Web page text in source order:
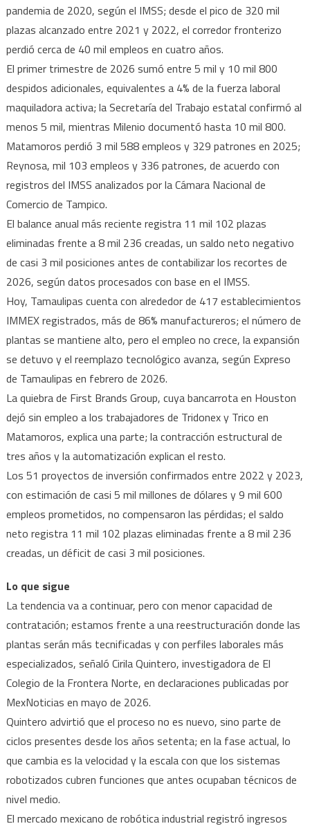
pandemia de 2020, según el IMSS; desde el pico de 320 mil
plazas alcanzado entre 2021 y 2022, el corredor fronterizo
perdió cerca de 40 mil empleos en cuatro años.
El primer trimestre de 2026 sumó entre 5 mil y 10 mil 800
despidos adicionales, equivalentes a 4% de la fuerza laboral
maquiladora activa; la Secretaría del Trabajo estatal confirmó al
menos 5 mil, mientras Milenio documentó hasta 10 mil 800.
Matamoros perdió 3 mil 588 empleos y 329 patrones en 2025;
Reynosa, mil 103 empleos y 336 patrones, de acuerdo con
registros del IMSS analizados por la Cámara Nacional de
Comercio de Tampico.
El balance anual más reciente registra 11 mil 102 plazas
eliminadas frente a 8 mil 236 creadas, un saldo neto negativo
de casi 3 mil posiciones antes de contabilizar los recortes de
2026, según datos procesados con base en el IMSS.
Hoy, Tamaulipas cuenta con alrededor de 417 establecimientos
IMMEX registrados, más de 86% manufactureros; el número de
plantas se mantiene alto, pero el empleo no crece, la expansión
se detuvo y el reemplazo tecnológico avanza, según Expreso
de Tamaulipas en febrero de 2026.
La quiebra de First Brands Group, cuya bancarrota en Houston
dejó sin empleo a los trabajadores de Tridonex y Trico en
Matamoros, explica una parte; la contracción estructural de
tres años y la automatización explican el resto.
Los 51 proyectos de inversión confirmados entre 2022 y 2023,
con estimación de casi 5 mil millones de dólares y 9 mil 600
empleos prometidos, no compensaron las pérdidas; el saldo
neto registra 11 mil 102 plazas eliminadas frente a 8 mil 236
creadas, un déficit de casi 3 mil posiciones.
Lo que sigue
La tendencia va a continuar, pero con menor capacidad de
contratación; estamos frente a una reestructuración donde las
plantas serán más tecnificadas y con perfiles laborales más
especializados, señaló Cirila Quintero, investigadora de El
Colegio de la Frontera Norte, en declaraciones publicadas por
MexNoticias en mayo de 2026.
Quintero advirtió que el proceso no es nuevo, sino parte de
ciclos presentes desde los años setenta; en la fase actual, lo
que cambia es la velocidad y la escala con que los sistemas
robotizados cubren funciones que antes ocupaban técnicos de
nivel medio.
El mercado mexicano de robótica industrial registró ingresos